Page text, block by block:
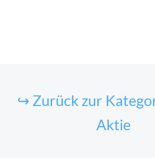
↪ Zurück zur
Aktie